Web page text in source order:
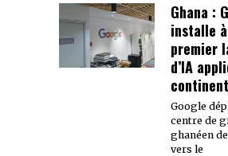
Ghana :
installe
premier
d’IA
Google
centre de
ghanéen
vers le